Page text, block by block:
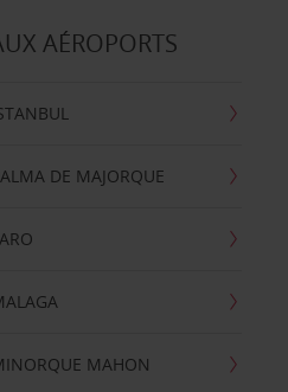
AÉROPORTS
DE MAJORQUE
MAHON